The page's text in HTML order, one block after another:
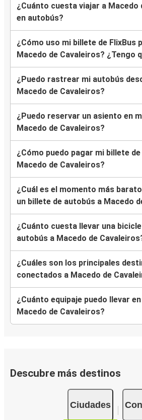
Ginebra
Macedo de Cavaleiros
Macedo de Cavaleiros
Tarbes
Tarbes
Macedo de Cavaleiros
Macedo de Cavaleiros
Nîmes
Montpellier
Macedo de Cavaleiros
Macedo de Cavaleiros
Sion
Toulouse
Macedo de Cavaleiros
Macedo de Cavaleiros
Clermont-Ferrand
Macedo de Cavaleiros
Valence, Francia
Macedo de Cavaleiros
¿Cuánto cuesta viajar a Macedo
en autobús?
¿Cómo uso mi billete de FlixBus
Macedo de Cavaleiros? ¿Tengo
¿Puedo rastrear mi autobús
Macedo de Cavaleiros?
¿Puedo reservar un asiento en
Macedo de Cavaleiros?
¿Cómo puedo pagar mi billete
Macedo de Cavaleiros?
¿Cuál es el momento más
un billete de autobús a Macedo
¿Cuánto cuesta llevar una
autobús a Macedo de
¿Cuáles son los principales
conectados a Macedo de
¿Cuánto equipaje puedo llevar
Macedo de Cavaleiros?
Descubre más destinos
Ciudades